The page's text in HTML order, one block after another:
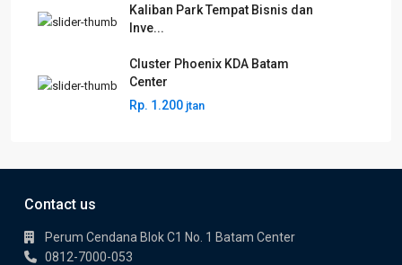
Kaliban Park Tempat Bisnis dan
Inve...
Cluster Phoenix KDA Batam
Center
Rp. 1.200 jtan
Contact us
Perum Cendana Blok C1 No. 1 Batam Center
0812-7000-053